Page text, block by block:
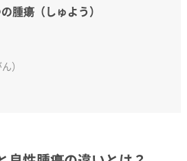
腫瘍（しゅよう）
）